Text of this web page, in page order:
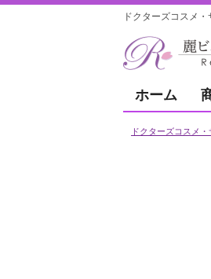
ドクターズコスメ
ホーム
ドクターズコスメ